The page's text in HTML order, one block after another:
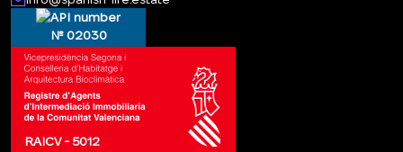
№ 02030
RAICV - 5012